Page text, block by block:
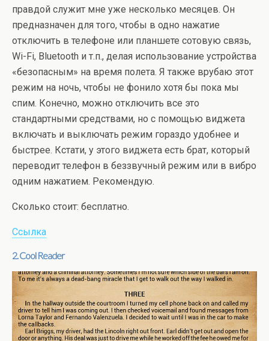
правдой служит мне уже несколько месяцев. Он
предназначен для того, чтобы в одно нажатие
отключить в телефоне или планшете сотовую связь,
Wi-Fi, Bluetooth и т.п., делая использование устройства
«безопасным» на время полета. Я также врубаю этот
режим на ночь, чтобы не фонило хотя бы пока мы
спим. Конечно, можно отключить все это
стандартными средствами, но с помощью виджета
включать и выключать режим гораздо удобнее и
быстрее. Кстати, у этого виджета есть брат, который
переводит телефон в беззвучный режим или в вибро
одним нажатием. Рекомендую.
Сколько стоит: бесплатно.
Ссылка
2. Cool Reader